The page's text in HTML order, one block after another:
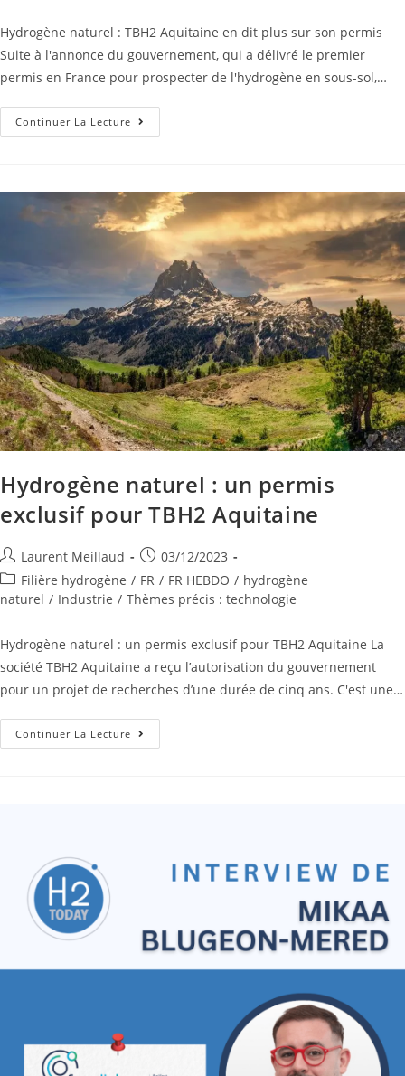
Hydrogène naturel : TBH2 Aquitaine en dit plus sur son permis
Suite à l'annonce du gouvernement, qui a délivré le premier
permis en France pour prospecter de l'hydrogène en sous-sol,…
Continuer La Lecture
Hydrogène naturel : un permis
exclusif pour TBH2 Aquitaine
Laurent Meillaud
03/12/2023
Filière hydrogène / FR / FR HEBDO / hydrogène
naturel / Industrie / Thèmes précis : technologie
Hydrogène naturel : un permis exclusif pour TBH2 Aquitaine La
société TBH2 Aquitaine a reçu l’autorisation du gouvernement
pour un projet de recherches d’une durée de cinq ans. C'est une…
Continuer La Lecture